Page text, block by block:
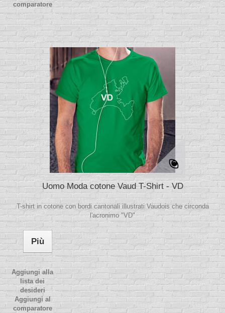
comparatore
Uomo Moda cotone Vaud T-Shirt - VD
T-shirt in cotone con bordi cantonali illustrati Vaudois che circonda
l'acronimo "VD"
Più
Aggiungi alla
lista dei
desideri
Aggiungi al
comparatore